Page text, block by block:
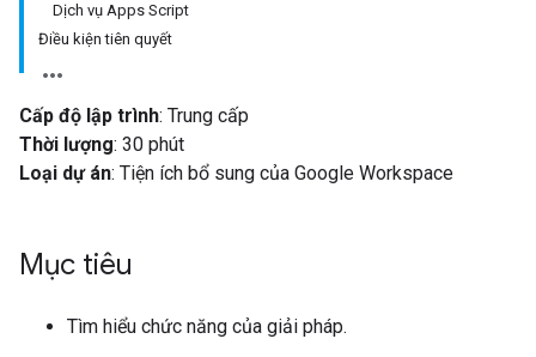
Dịch vụ Apps Script
Điều kiện tiên quyết
Cấp độ lập trình: Trung cấp
Thời lượng: 30 phút
Loại dự án: Tiện ích bổ sung của Google Workspace
Mục tiêu
Tìm hiểu chức năng của giải pháp.